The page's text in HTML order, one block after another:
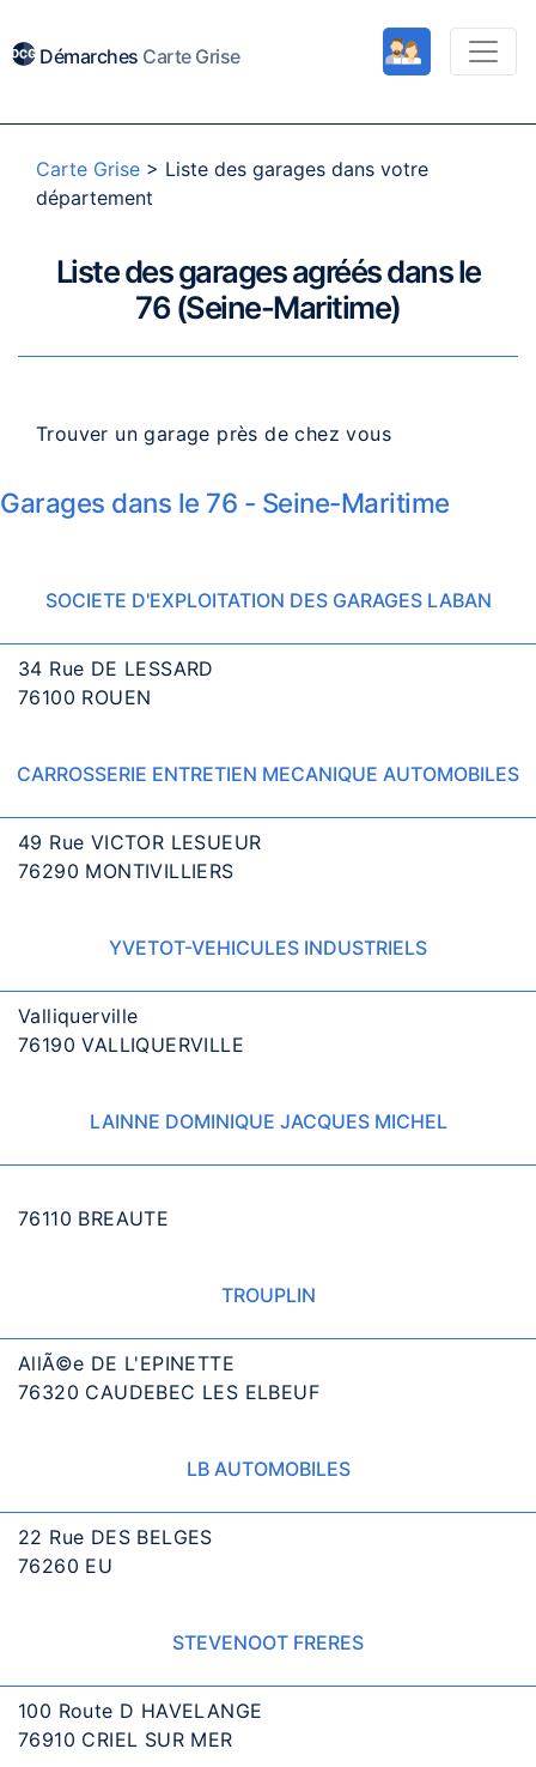
Démarches Carte Grise
Carte Grise > Liste des garages dans votre
département
Liste des garages agréés dans le
76 (Seine-Maritime)
Trouver un garage près de chez vous
Garages dans le 76 - Seine-Maritime
SOCIETE D'EXPLOITATION DES GARAGES LABAN
34 Rue DE LESSARD
76100 ROUEN
CARROSSERIE ENTRETIEN MECANIQUE AUTOMOBILES
49 Rue VICTOR LESUEUR
76290 MONTIVILLIERS
YVETOT-VEHICULES INDUSTRIELS
Valliquerville
76190 VALLIQUERVILLE
LAINNE DOMINIQUE JACQUES MICHEL
76110 BREAUTE
TROUPLIN
AllÃ©e DE L'EPINETTE
76320 CAUDEBEC LES ELBEUF
LB AUTOMOBILES
22 Rue DES BELGES
76260 EU
STEVENOOT FRERES
100 Route D HAVELANGE
76910 CRIEL SUR MER